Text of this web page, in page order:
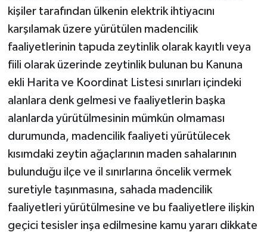
kişiler tarafından ülkenin elektrik ihtiyacını
karşılamak üzere yürütülen madencilik
faaliyetlerinin tapuda zeytinlik olarak kayıtlı veya
fiili olarak üzerinde zeytinlik bulunan bu Kanuna
ekli Harita ve Koordinat Listesi sınırları içindeki
alanlara denk gelmesi ve faaliyetlerin başka
alanlarda yürütülmesinin mümkün olmaması
durumunda, madencilik faaliyeti yürütülecek
kısımdaki zeytin ağaçlarının maden sahalarının
bulunduğu ilçe ve il sınırlarına öncelik vermek
suretiyle taşınmasına, sahada madencilik
faaliyetleri yürütülmesine ve bu faaliyetlere ilişkin
geçici tesisler inşa edilmesine kamu yararı dikkate